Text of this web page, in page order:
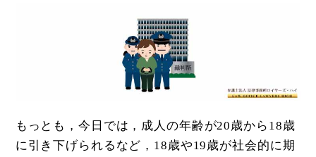
もっとも，今日では，成人の年齢が20歳から18歳
に引き下げられるなど，18歳や19歳が社会的に期